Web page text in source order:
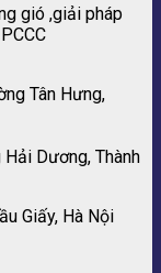
gió ,giải pháp
Tân Hưng,
Dương, Thành
Giấy, Hà Nội